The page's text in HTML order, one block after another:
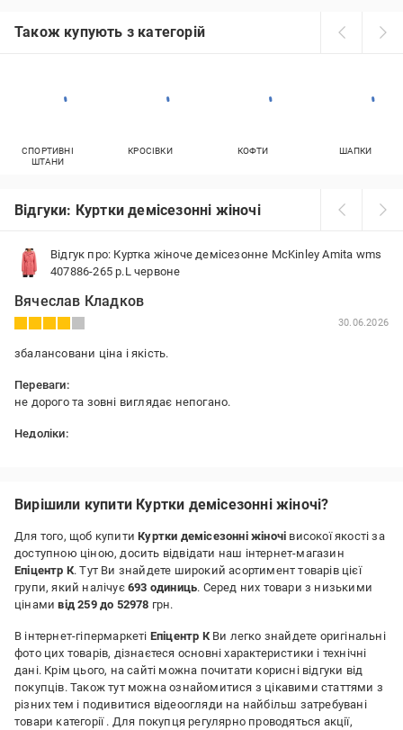
Також купують з категорій
СПОРТИВНІ
ШТАНИ
КРОСІВКИ КОФТИ ШАПКИ
Відгуки: Куртки демісезонні жіночі
Відгук про: Куртка жіноче демісезонне McKinley Amita wms
407886-265 р.L червоне
Вячеслав Кладков
30.06.2026
збалансовани ціна і якість.
Переваги:
не дорого та зовні виглядає непогано.
Недоліки:
Вирішили купити Куртки демісезонні жіночі?
Для того, щоб купитиКуртки демісезонні жіночі високої якості за
доступною ціною, досить відвідати наш інтернет-магазин
Епіцентр К. Тут Ви знайдете широкий асортимент товарів цієї
групи, який налічує 693 одиниць. Серед них товари з низькими
цінамивід 259 до 52978 грн.
В інтернет-гіпермаркеті Епіцентр КВи легко знайдете оригінальні
фото цих товарів, дізнаєтеся основні характеристики і технічні
дані. Крім цього, на сайті можна почитати корисні відгуки від
покупців. Також тут можна ознайомитися з цікавими статтями з
різних тем і подивитися відеоогляди на найбільш затребувані
товари категорії . Для покупця регулярно проводяться акції,